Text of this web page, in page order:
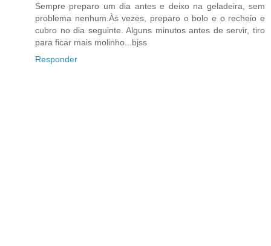
Sempre preparo um dia antes e deixo na geladeira, sem
problema nenhum.Às vezes, preparo o bolo e o recheio e
cubro no dia seguinte. Alguns minutos antes de servir, tiro
para ficar mais molinho...bjss
Responder